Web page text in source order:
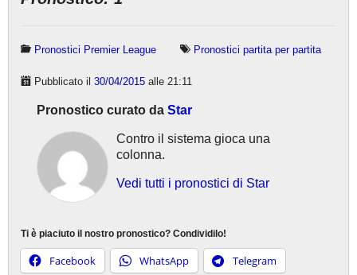
Pronostici Premier League Pronostici partita per partita
Pubblicato il 30/04/2015 alle 21:11
Pronostico curato da Star
Contro il sistema gioca una
colonna.
Vedi tutti i pronostici di Star
Ti è piaciuto il nostro pronostico? Condividilo!
Facebook WhatsApp Telegram